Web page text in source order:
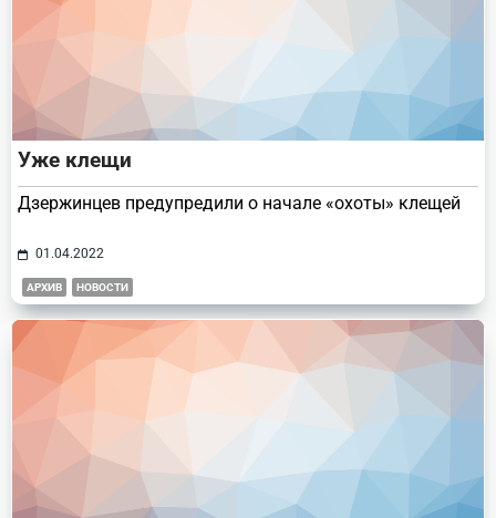
Уже клещи
Дзержинцев предупредили о начале «охоты» клещей
01.04.2022
АРХИВ НОВОСТИ